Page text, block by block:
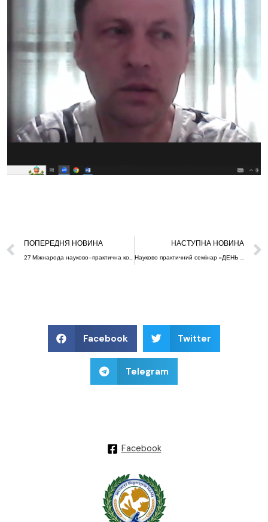
ПОПЕРЕДНЯ НОВИНА
27 Міжнарода науково-практична конференція «EcoMountain 2024» Республіка Болгарія
НАСТУПНА НОВИНА
Науково практичний семінар «ДЕНЬ ПОЛЯ-2024»
Facebook Twitter
Telegram
Facebook